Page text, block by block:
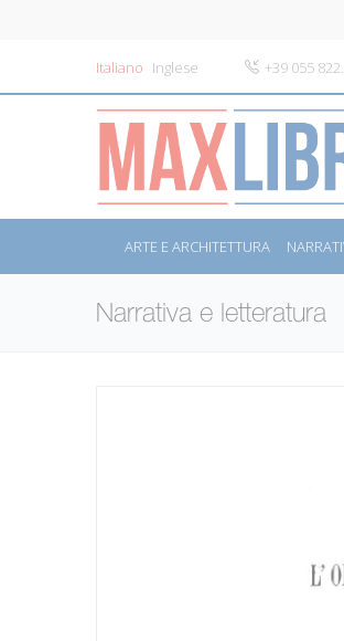
Italiano Inglese +39 055
ARTE E ARCHITETTURA
Narrativa e letteratura